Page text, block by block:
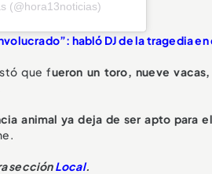
(@hora13noticias)
habló DJ de la tragedia
que fueron un toro, nueve
animal ya deja de ser apto para
secciónLocal.